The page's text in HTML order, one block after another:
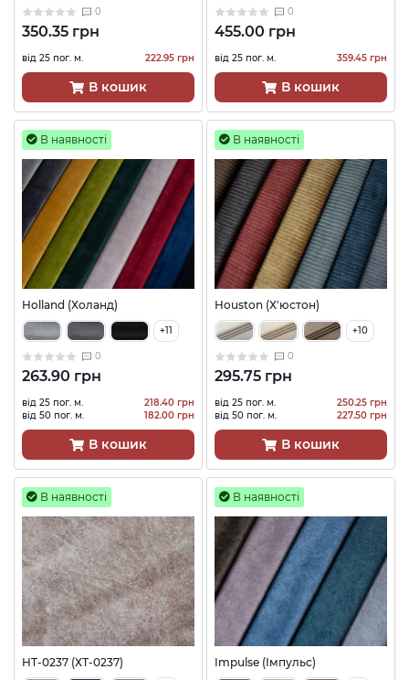
0
350.35 грн
від 25 пог. м. 222.95 грн
В кошик
0
455.00 грн
від 25 пог. м. 359.45 грн
В кошик
В наявності
Holland (Холанд)
+11
0
263.90 грн
від 25 пог. м.
218.40 грн
від 50 пог. м.
182.00 грн
В кошик
В наявності
Houston (Х'юстон)
+10
0
295.75 грн
від 25 пог. м.
250.25 грн
від 50 пог. м.
227.50 грн
В кошик
В наявності
HT-0237 (ХТ-0237)
В наявності
Impulse (Імпульс)